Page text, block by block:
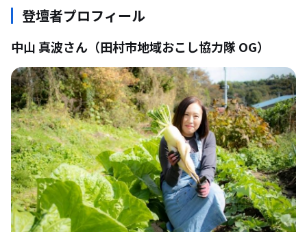
登壇者プロフィール
中山 真波さん（田村市地域おこし協力隊 OG）